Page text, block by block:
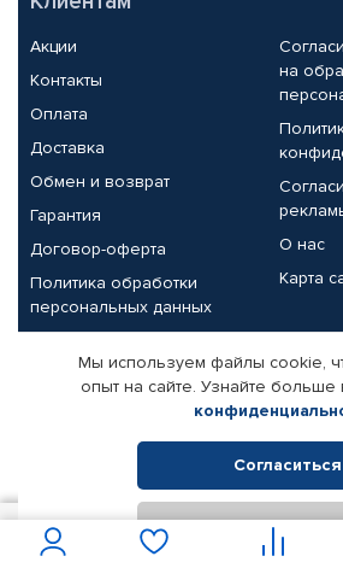
Акции
Контакты
Оплата
Доставка
Обмен и возврат
Гарантия
Договор-оферта
Политика обработки
персональных данных
на
О нас
Карта
Партнерам
Корпоративным клиентам
Поставщикам
© КАМАЗ ЦЕНТР ДОНЕЦК, 2015-2026. Все
Интернет-магазин автомобильных товаров
Мы используем файлы cookie,
опыт на сайте. Узнайте
Согласиться
Отклонить